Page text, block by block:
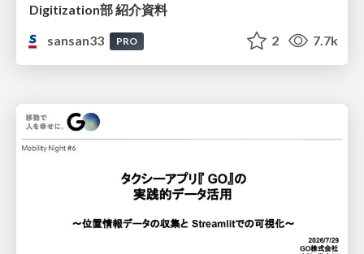
Digitization部 紹介資料
sansan33
PRO 2 7.7k